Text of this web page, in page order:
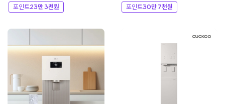
포인트23만 3천원 포인트30만 7천원